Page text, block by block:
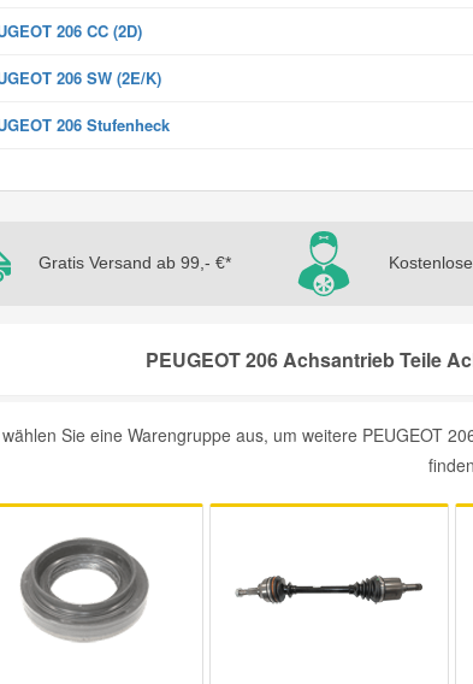
206 CC (2D)
206 SW (2E/K)
206 Stufenheck
Gratis Versand ab 99,- €*
PEUGEOT 206 Achsantrieb Teile
Sie eine Warengruppe aus, um weitere PEUGEOT